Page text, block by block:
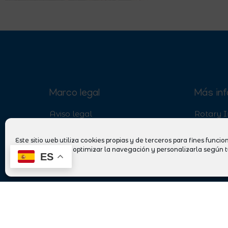
Este sitio web utiliza cookies propias y de terceros para fines
navegación web), optimizar la navegación y personalizarla según
Marco legal
Aviso legal
Política de cookies
Más
Rotary
Enlaces
ES